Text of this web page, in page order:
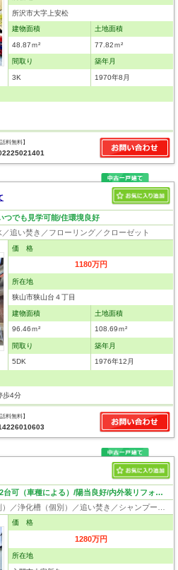
所沢市大字上安松
建物面積
48.87ｍ²
土地面積
77.82ｍ²
間取り
3K
築年月
1970年8月
話料無料】
つでも見学可能/住環境良好
追い焚き／フローリング／クローゼット
価 格
1180万円
所在地
狭山市狭山台４丁目
建物面積
96.46ｍ²
土地面積
108.69ｍ²
間取り
5DK
築年月
1976年12月
歩4分
話料無料】
仏子駅徒歩25分/正味土地52.38坪/駐車2台可（車種による）/陽当良好/内外装リフォーム済み
価 格
1280万円
所在地